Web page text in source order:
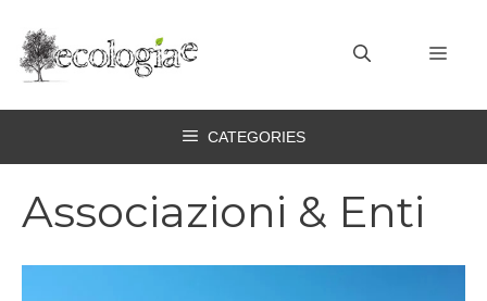
contenuto
CATEGORIES
Associazioni & Enti